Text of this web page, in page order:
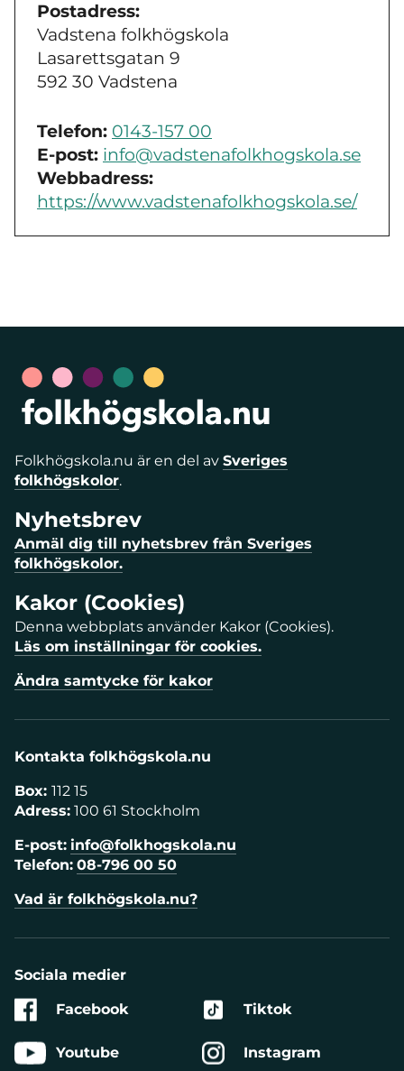
Postadress:
Vadstena folkhögskola
Lasarettsgatan 9
592 30 Vadstena
Telefon: 0143-157 00
E-post: info@vadstenafolkhogskola.se
Webbadress:
https://www.vadstenafolkhogskola.se/
Folkhögskola.nu är en del av Sveriges
folkhögskolor.
Nyhetsbrev
Anmäl dig till nyhetsbrev från Sveriges
folkhögskolor.
Kakor (Cookies)
Denna webbplats använder Kakor (Cookies).
Läs om inställningar för cookies.
Ändra samtycke för kakor
Kontakta folkhögskola.nu
Box: 112 15
Adress: 100 61 Stockholm
E-post: info@folkhogskola.nu
Telefon: 08-796 00 50
Vad är folkhögskola.nu?
Sociala medier
Facebook
Youtube
Tiktok
Instagram